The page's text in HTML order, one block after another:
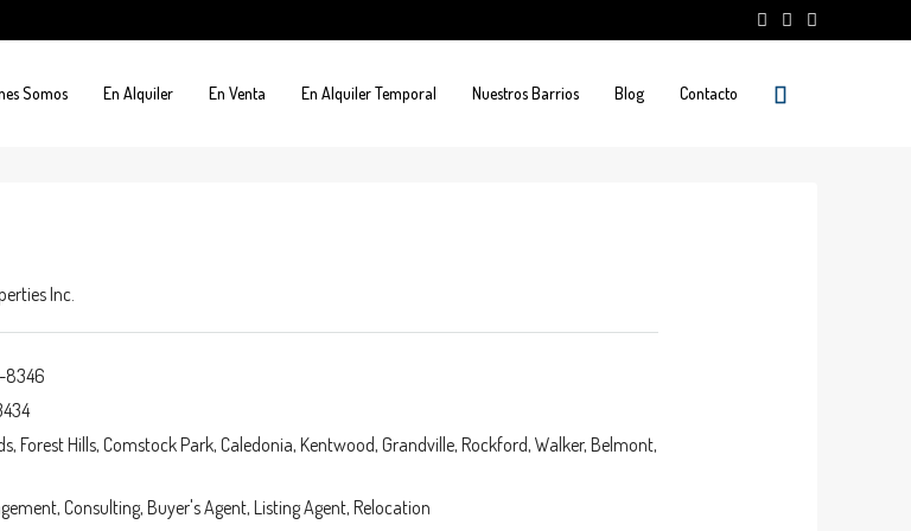
Somos En Alquiler En Venta En Alquiler Temporal Nuestros Barrios Blog Contacto
Inc.
Forest Hills, Comstock Park, Caledonia, Kentwood, Grandville, Rockford, Walker, Belmont,
Consulting, Buyer's Agent, Listing Agent, Relocation